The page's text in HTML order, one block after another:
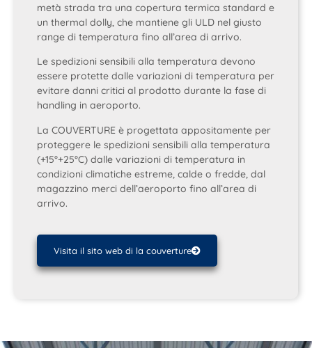
metà strada tra una copertura termica standard e
un thermal dolly, che mantiene gli ULD nel giusto
range di temperatura fino all’area di arrivo.
Le spedizioni sensibili alla temperatura devono
essere protette dalle variazioni di temperatura per
evitare danni critici al prodotto durante la fase di
handling in aeroporto.
La COUVERTURE è progettata appositamente per
proteggere le spedizioni sensibili alla temperatura
(+15°+25°C) dalle variazioni di temperatura in
condizioni climatiche estreme, calde o fredde, dal
magazzino merci dell’aeroporto fino all’area di
arrivo.
Visita il sito web di la couverture